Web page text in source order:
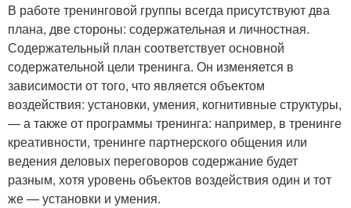
В работе тренинговой группы всегда присутствуют два
плана, две стороны: содержательная и личностная.
Содержательный план соответствует основной
содержательной цели тренинга. Он изменяется в
зависимости от того, что является объектом
воздействия: установки, умения, когнитивные структуры,
— а также от программы тренинга: например, в тренинге
креативности, тренинге партнерского общения или
ведения деловых переговоров содержание будет
разным, хотя уровень объектов воздействия один и тот
же — установки и умения.